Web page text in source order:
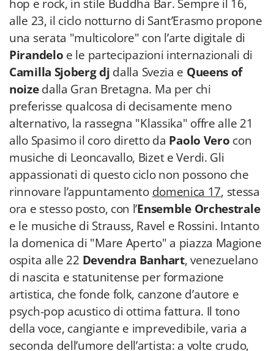
hop e rock, in stile Buddha Bar. Sempre il 16,
alle 23, il ciclo notturno di Sant’Erasmo propone
una serata "multicolore" con l’arte digitale di
Pirandelo e le partecipazioni internazionali di
Camilla Sjoberg dj dalla Svezia e Queens of
noizedalla Gran Bretagna. Ma per chi
preferisse qualcosa di decisamente meno
alternativo, la rassegna "Klassika" offre alle 21
allo Spasimo il coro diretto da Paolo Vero con
musiche di Leoncavallo, Bizet e Verdi. Gli
appassionati di questo ciclo non possono che
rinnovare l’appuntamento domenica 17, stessa
ora e stesso posto, con l’Ensemble Orchestrale
e le musiche di Strauss, Ravel e Rossini. Intanto
la domenica di "Mare Aperto" a piazza Magione
ospita alle 22 Devendra Banhart, venezuelano
di nascita e statunitense per formazione
artistica, che fonde folk, canzone d’autore e
psych-pop acustico di ottima fattura. Il tono
della voce, cangiante e imprevedibile, varia a
seconda dell’umore dell’artista: a volte crudo,